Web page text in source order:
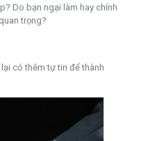
Do bạn ngại làm hay chính
trọng?
lại có thêm tự tin để thành